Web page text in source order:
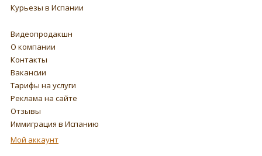
Курьезы в Испании
Видеопродакшн
О компании
Контакты
Вакансии
Тарифы на услуги
Реклама на сайте
Отзывы
Иммиграция в Испанию
Мой аккаунт